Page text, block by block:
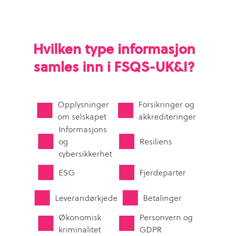
Hvilken type informasjon
samles inn i FSQS-UK&I?
Opplysninger
om selskapet
Forsikringer og
akkrediteringer
Informasjons
og
cybersikkerhet
Resiliens
ESG Fjerdeparter
Leverandørkjede
Betalinger
Økonomisk
kriminalitet
Personvern og
GDPR